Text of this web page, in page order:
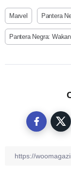
Marvel Pantera
Pantera Negra: